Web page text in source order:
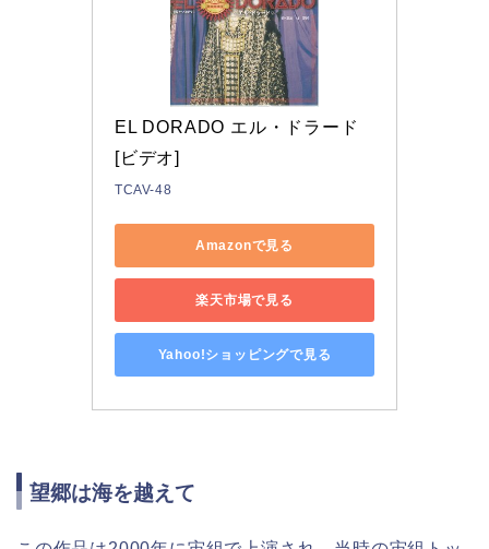
EL DORADO エル・ドラード
[ビデオ]
TCAV-48
Amazonで見る
楽天市場で見る
Yahoo!ショッピングで見る
望郷は海を越えて